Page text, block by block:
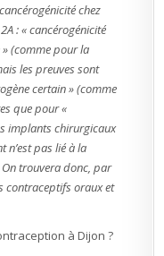
chez
: « cancérogénicité
(comme pour la
les preuves sont
certain » (comme
que pour «
implants chirurgicaux
n’est pas lié à la
On trouvera donc, par
contraceptifs oraux et
à Dijon ?